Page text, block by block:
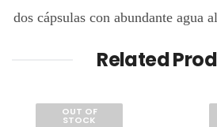
dos cápsulas con abundante agua
Related
OUT OF
STOCK